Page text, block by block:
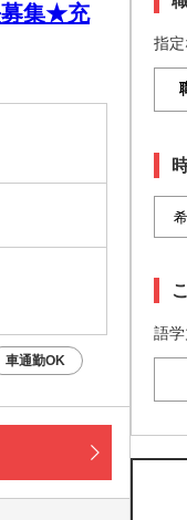
募集★充
車通勤OK
指定
語